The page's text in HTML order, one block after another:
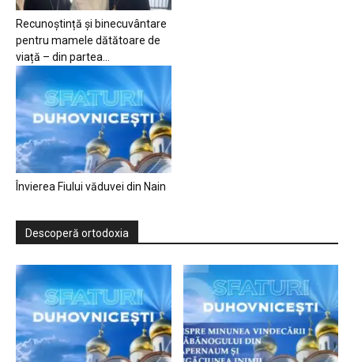
Recunoștință și binecuvântare
pentru mamele dătătoare de
viață – din partea...
Învierea Fiului văduvei din Nain
Descoperă ortodoxia